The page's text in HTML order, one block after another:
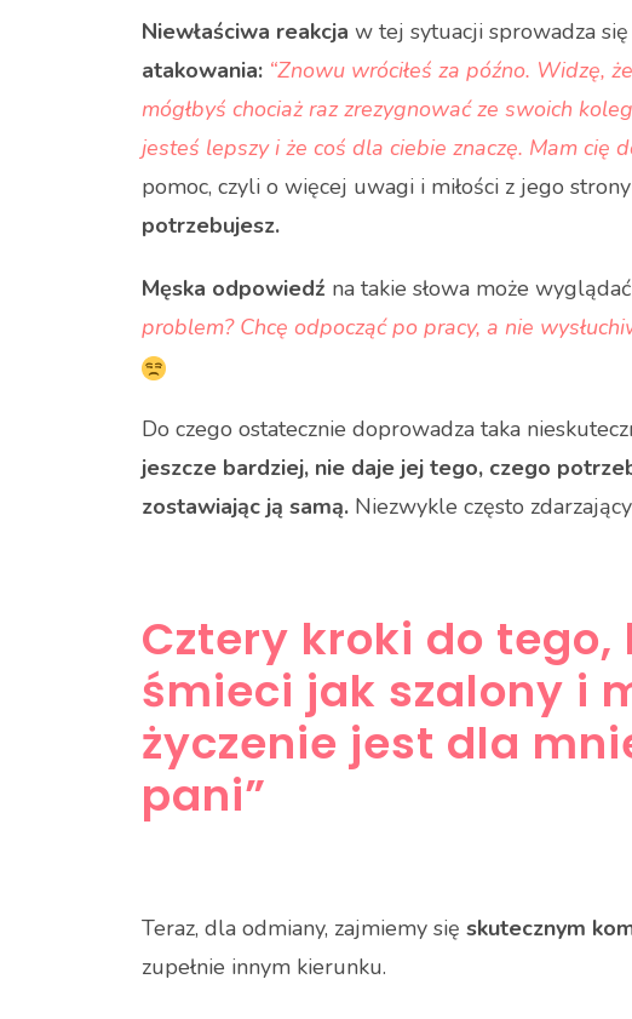
Niewłaściwa reakcja w tej sytuacji sprowadza
atakowania: “Znowu wróciłeś za późno. Widzę,
mógłbyś chociaż raz zrezygnować ze swoich
jesteś lepszy i że coś dla ciebie znaczę. Mam cię
pomoc, czyli o więcej uwagi i miłości z jego
potrzebujesz.
Męska odpowiedź na takie słowa może
problem? Chcę odpocząć po pracy, a nie
Do czego ostatecznie doprowadza taka
jeszcze bardziej, nie daje jej tego, czego
zostawiając ją samą. Niezwykle często
Cztery kroki do tego,
śmieci jak szalony i
życzenie jest dla
pani”
Teraz, dla odmiany, zajmiemy się skutecznym
zupełnie innym kierunku.